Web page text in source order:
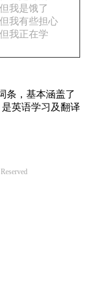
但我是饿了
但我有些担心
但我正在学
条，基本涵盖了
英语学习及翻译